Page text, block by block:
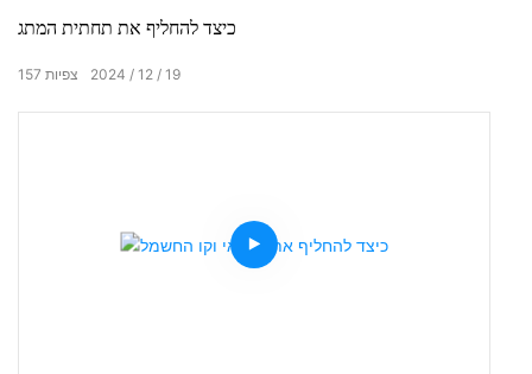
כיצד להחליף את תחתית המתג
2024 12 19
157 צפיות